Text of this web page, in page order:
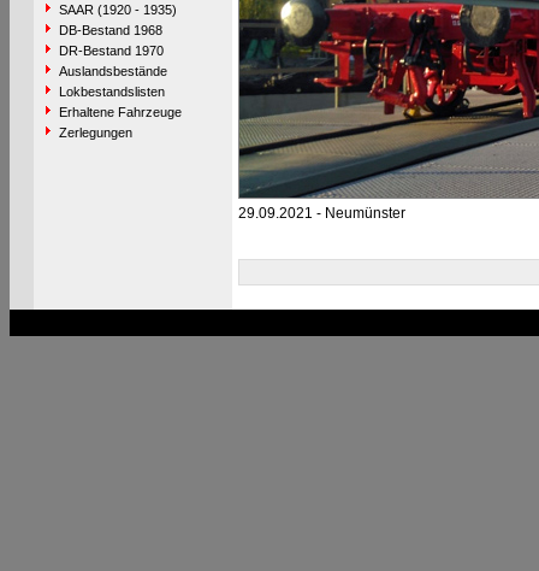
SAAR (1920 - 1935)
DB-Bestand 1968
DR-Bestand 1970
Auslandsbestände
Lokbestandslisten
Erhaltene Fahrzeuge
Zerlegungen
29.09.2021 - Neumünster